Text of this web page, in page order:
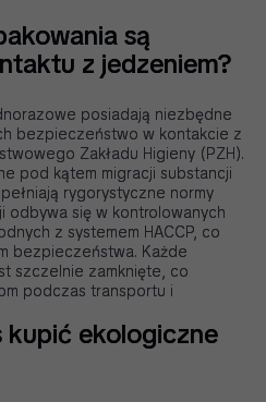
są
z jedzeniem?
posiadają niezbędne
bezpieczeństwo w kontakcie z
Zakładu Higieny (PZH).
pod kątem migracji substancji
rygorystyczne normy
odbywa się w kontrolowanych
z systemem HACCP, co
bezpieczeństwa. Każde
szczelnie zamknięte, co
podczas transportu i
kupić ekologiczne